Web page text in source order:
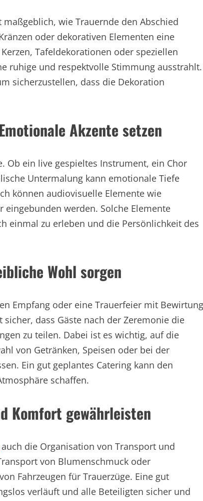
wie Trauernde den Abschied
oder dekorativen Elementen eine
Tafeldekorationen oder speziellen
ruhige und respektvolle Stimmung ausstrahlt.
sicherzustellen, dass die Dekoration
Akzente setzen
Ob ein live gespieltes Instrument, ein Chor
Untermalung kann emotionale Tiefe
können audiovisuelle Elemente wie
werden. Solche Elemente
einmal zu erleben und die Persönlichkeit des
Wohl sorgen
Empfang oder eine Trauerfeier mit Bewirtung
dass Gäste nach der Zeremonie die
zu teilen. Dabei ist es wichtig, auf die
von Getränken, Speisen oder bei der
Ein gut geplantes Catering kann den
schaffen.
Komfort gewährleisten
auch die Organisation von Transport und
von Blumenschmuck oder
Fahrzeugen für Trauerzüge. Eine gut
verläuft und alle Beteiligten sicher und